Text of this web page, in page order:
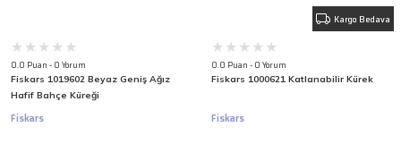
0.0 Puan - 0 Yorum
Fiskars 1019602 Beyaz Geniş Ağız
Hafif Bahçe Küreği
Fiskars
Kargo Bedava
0.0 Puan - 0 Yorum
Fiskars 1000621 Katlanabilir Kürek
Fiskars